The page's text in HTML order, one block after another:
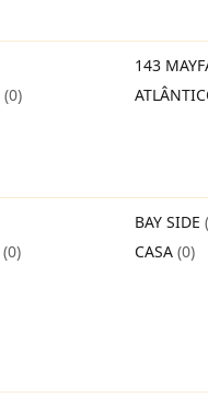
143
(0)
BAY SIDE
(0) CASA (0)